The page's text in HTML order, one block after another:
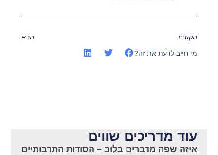
הקודם הבא
מי חייב לדעת את זה?
עוד מדריכים שווים
איזה שפה מדברים בלוב – הסודות התרבותיים